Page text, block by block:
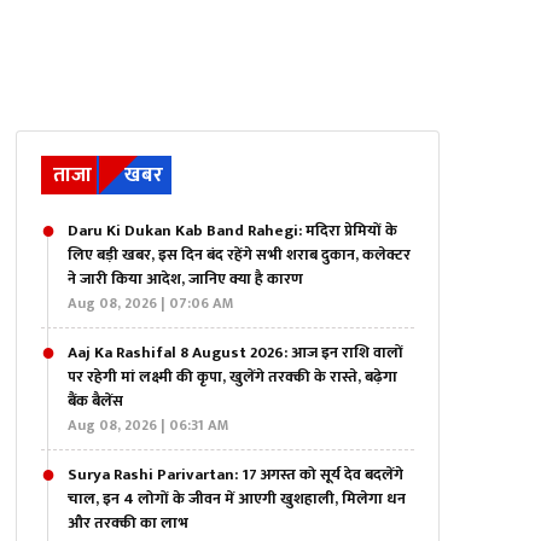
ताजा खबर
Daru Ki Dukan Kab Band Rahegi: मदिरा प्रेमियों के
लिए बड़ी खबर, इस दिन बंद रहेंगे सभी शराब दुकान, कलेक्टर
ने जारी किया आदेश, जानिए क्या है कारण
Aug 08, 2026 | 07:06 AM
Aaj Ka Rashifal 8 August 2026: आज इन राशि वालों
पर रहेगी मां लक्ष्मी की कृपा, खुलेंगे तरक्की के रास्ते, बढ़ेगा
बैंक बैलेंस
Aug 08, 2026 | 06:31 AM
Surya Rashi Parivartan: 17 अगस्त को सूर्य देव बदलेंगे
चाल, इन 4 लोगों के जीवन में आएगी खुशहाली, मिलेगा धन
और तरक्की का लाभ